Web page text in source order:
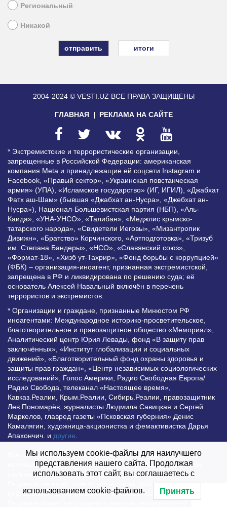
Региональный
Никакой
итоги
2004-2024 © VESTI.UZ ВСЕ ПРАВА ЗАЩИЩЕНЫ
ГЛАВНАЯ РЕКЛАМА НА САЙТЕ
* Экстремистские и террористические организации,
запрещенные в Российской Федерации: американская
компания Meta и принадлежащие ей соцсети Instagram и
Facebook, «Правый сектор», «Украинская повстанческая
армия» (УПА), «Исламское государство» (ИГ, ИГИЛ), «Джабхат
Фатх аш-Шам» (бывшая «Джабхат ан-Нусра», «Джебхат ан-
Нусра»), Национал-Большевистская партия (НБП), «Аль-
Каида», «УНА-УНСО», «Талибан», «Меджлис крымско-
татарского народа», «Свидетели Иеговы», «Мизантропик
Дивижн», «Братство» Корчинского, «Артподготовка», «Тризуб
им. Степана Бандеры», «НСО», «Славянский союз»,
«Формат-18», «Хизб ут-Тахрир», «Фонд борьбы с коррупцией»
(ФБК) – организация-иноагент, признанная экстремистской,
запрещена в РФ и ликвидирована по решению суда; её
основатель Алексей Навальный включён в перечень
террористов и экстремистов.
* Организации и граждане, признанные Минюстом РФ
иноагентами: Международное историко-просветительское,
благотворительное и правозащитное общество «Мемориал»,
Аналитический центр Юрия Левады, фонд «В защиту прав
заключённых», «Институт глобализации и социальных
движений», «Благотворительный фонд охраны здоровья и
защиты прав граждан», «Центр независимых социологических
исследований», Голос Америки, Радио Свободная Европа/
Радио Свобода, телеканал «Настоящее время»,
Кавказ.Реалии, Крым.Реалии, Сибирь.Реалии, правозащитник
Лев Пономарёв, журналисты Людмила Савицкая и Сергей
Маркелов, главред газеты «Псковская губерния» Денис
Камалягин, художница-акционистка и фемактивистка Дарья
Апахончич. и другие
Все права защищены и охраняются законом. Любое
использование материалов сайта допустимо при условии
наличия активной гиперссылки на Vesti.UZ.
Редакция не несет ответственности за достоверность
информации, опубликованной в рекламных объявлениях.
Мы используем cookie-файлы для наилучшего
представления нашего сайта. Продолжая
использовать этот сайт, вы соглашаетесь с
использованием cookie-файлов. Принять